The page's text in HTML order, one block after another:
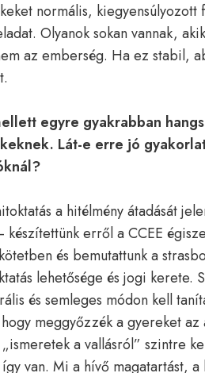
normális,
Olyanok sokan vannak,
az emberség. Ha ez stabil,
egyre gyakrabban
Lát-e erre jó
a hitélmény átadását
készítettünk erről a CCEE
és bemutattunk a
lehetősége és jogi kerete.
és semleges módon kell
meggyőzzék a gyereket
a vallásról” szintre
van. Mi a hívő magatartást,